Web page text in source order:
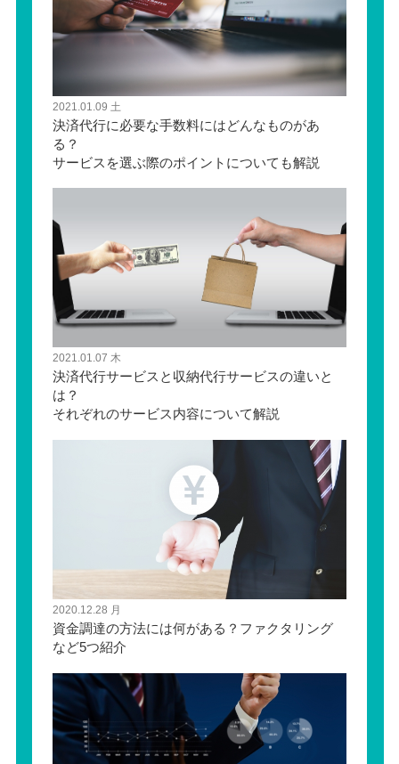
2021.01.09 土
決済代行に必要な手数料にはどんなものがあ
る？
サービスを選ぶ際のポイントについても解説
2021.01.07 木
決済代行サービスと収納代行サービスの違いと
は？
それぞれのサービス内容について解説
2020.12.28 月
資金調達の方法には何がある？ファクタリング
など5つ紹介